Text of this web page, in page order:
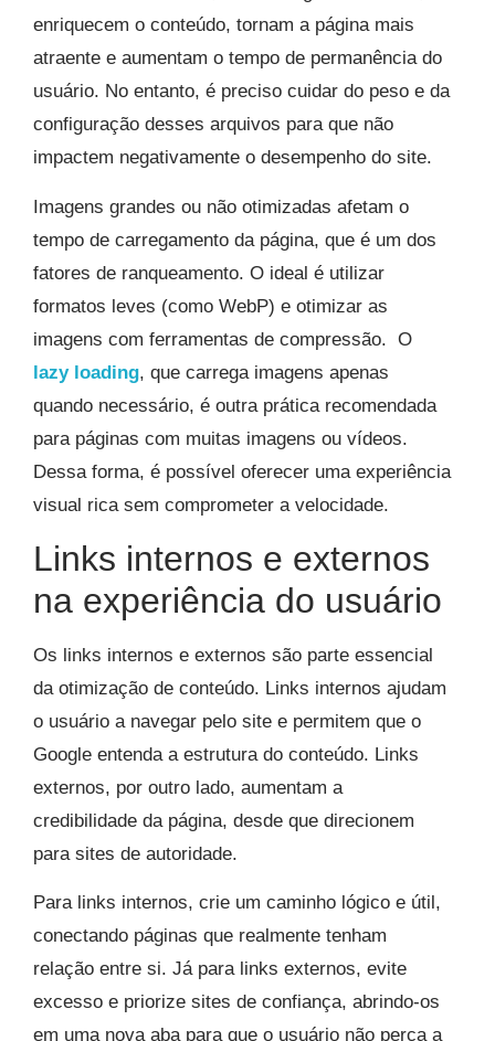
enriquecem o conteúdo, tornam a página mais
atraente e aumentam o tempo de permanência do
usuário. No entanto, é preciso cuidar do peso e da
configuração desses arquivos para que não
impactem negativamente o desempenho do site.
Imagens grandes ou não otimizadas afetam o
tempo de carregamento da página, que é um dos
fatores de ranqueamento. O ideal é utilizar
formatos leves (como WebP) e otimizar as
imagens com ferramentas de compressão. O
lazy loading, que carrega imagens apenas
quando necessário, é outra prática recomendada
para páginas com muitas imagens ou vídeos.
Dessa forma, é possível oferecer uma experiência
visual rica sem comprometer a velocidade.
Links internos e externos
na experiência do usuário
Os links internos e externos são parte essencial
da otimização de conteúdo. Links internos ajudam
o usuário a navegar pelo site e permitem que o
Google entenda a estrutura do conteúdo. Links
externos, por outro lado, aumentam a
credibilidade da página, desde que direcionem
para sites de autoridade.
Para links internos, crie um caminho lógico e útil,
conectando páginas que realmente tenham
relação entre si. Já para links externos, evite
excesso e priorize sites de confiança, abrindo-os
em uma nova aba para que o usuário não perca a